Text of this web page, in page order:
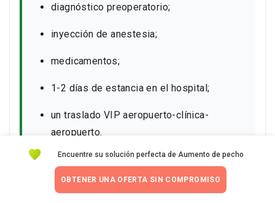
diagnóstico preoperatorio;
inyección de anestesia;
medicamentos;
1-2 días de estancia en el hospital;
un traslado VIP aeropuerto-clínica-
aeropuerto.
*Mentor, Motiva y Polytech también están
disponibles en la clínica. El precio implante
mamario depende de la marca.
Encuentre su solución perfecta de Aumento de pecho
OBTENER UNA OFERTA SIN COMPROMISO